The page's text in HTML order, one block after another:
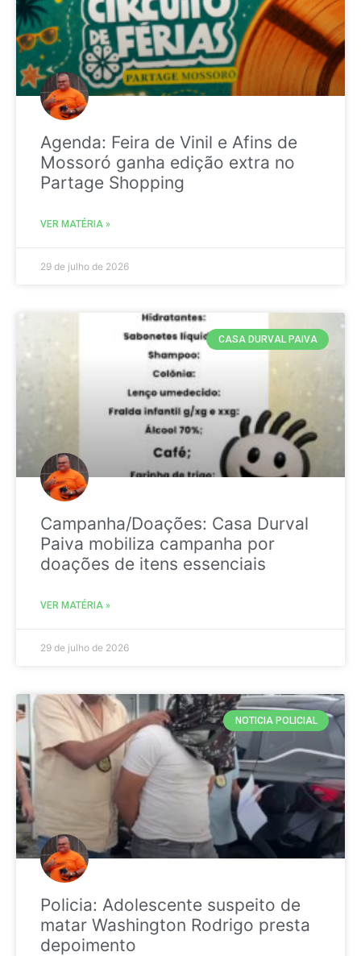
Agenda: Feira de Vinil e Afins de
Mossoró ganha edição extra no
Partage Shopping
VER MATÉRIA »
29 de julho de 2026
CASA DURVAL PAIVA
Campanha/Doações: Casa Durval
Paiva mobiliza campanha por
doações de itens essenciais
VER MATÉRIA »
29 de julho de 2026
NOTICIA POLICIAL
Policia: Adolescente suspeito de
matar Washington Rodrigo presta
depoimento